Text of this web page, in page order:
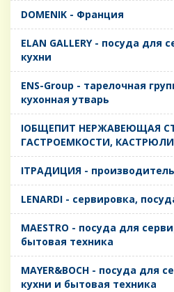
DOMENIK - Франция
ELAN GALLERY - посуда для
кухни
ENS-Group - тарелочная
кухонная утварь
IОБЩЕПИТ НЕРЖАВЕЮЩАЯ
ГАСТРОЕМКОСТИ,
IТРАДИЦИЯ -
LENARDI - сервировка,
MAESTRO - посуда для
бытовая техника
MAYER&BOCH - посуда для
кухни и бытовая техника